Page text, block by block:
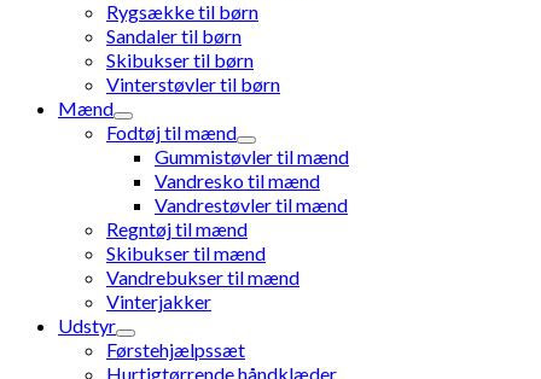
Rygsække til børn
Sandaler til børn
Skibukser til børn
Vinterstøvler til børn
Mænd
Fodtøj til mænd
Gummistøvler til mænd
Vandresko til mænd
Vandrestøvler til mænd
Regntøj til mænd
Skibukser til mænd
Vandrebukser til mænd
Vinterjakker
Udstyr
Førstehjælpssæt
Hurtigtørrende håndklæder